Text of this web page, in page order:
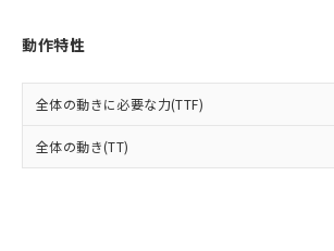
動作特性
全体の動きに必要な力(TTF)
全体の動き(TT)
および当社の共同利用者が
品・サービスに関するお客様
をご了承ください。
※当社の共同利用者とは、"
下記の非含有証明書をダウンロー
とができます。
EU RoHS指令（10物質）の非含有